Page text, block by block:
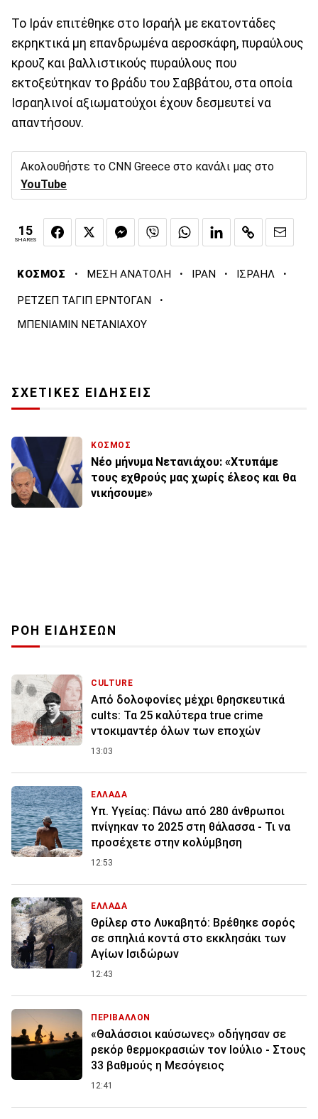
Το Ιράν επιτέθηκε στο Ισραήλ με εκατοντάδες
εκρηκτικά μη επανδρωμένα αεροσκάφη, πυραύλους
κρουζ και βαλλιστικούς πυραύλους που
εκτοξεύτηκαν το βράδυ του Σαββάτου, στα οποία
Ισραηλινοί αξιωματούχοι έχουν δεσμευτεί να
απαντήσουν.
Ακολουθήστε το CNN Greece στο κανάλι μας στο
YouTube
15
SHARES
ΚΟΣΜΟΣ · ΜΕΣΗ ΑΝΑΤΟΛΗ · ΙΡΑΝ · ΙΣΡΑΗΛ ·
ΡΕΤΖΕΠ ΤΑΓΙΠ ΕΡΝΤΟΓΑΝ ·
ΜΠΕΝΙΑΜΙΝ ΝΕΤΑΝΙΑΧΟΥ
ΣΧΕΤΙΚΕΣ ΕΙΔΗΣΕΙΣ
ΚΟΣΜΟΣ
Νέο μήνυμα Νετανιάχου: «Χτυπάμε
τους εχθρούς μας χωρίς έλεος και θα
νικήσουμε»
ΡΟΗ ΕΙΔΗΣΕΩΝ
CULTURE
Από δολοφονίες μέχρι θρησκευτικά
cults: Τα 25 καλύτερα true crime
ντοκιμαντέρ όλων των εποχών
13:03
ΕΛΛΑΔΑ
Υπ. Υγείας: Πάνω από 280 άνθρωποι
πνίγηκαν το 2025 στη θάλασσα - Τι να
προσέχετε στην κολύμβηση
12:53
ΕΛΛΑΔΑ
Θρίλερ στο Λυκαβητό: Βρέθηκε σορός
σε σπηλιά κοντά στο εκκλησάκι των
Αγίων Ισιδώρων
12:43
ΠΕΡΙΒΑΛΛΟΝ
«Θαλάσσιοι καύσωνες» οδήγησαν σε
ρεκόρ θερμοκρασιών τον Ιούλιο - Στους
33 βαθμούς η Μεσόγειος
12:41